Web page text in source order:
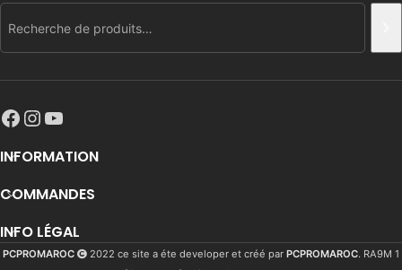
INFORMATION
COMMANDES
INFO LÉGAL
PCPROMAROC 2022 ce site a éte developer et créé par PCPROMAROC. RA9M 1